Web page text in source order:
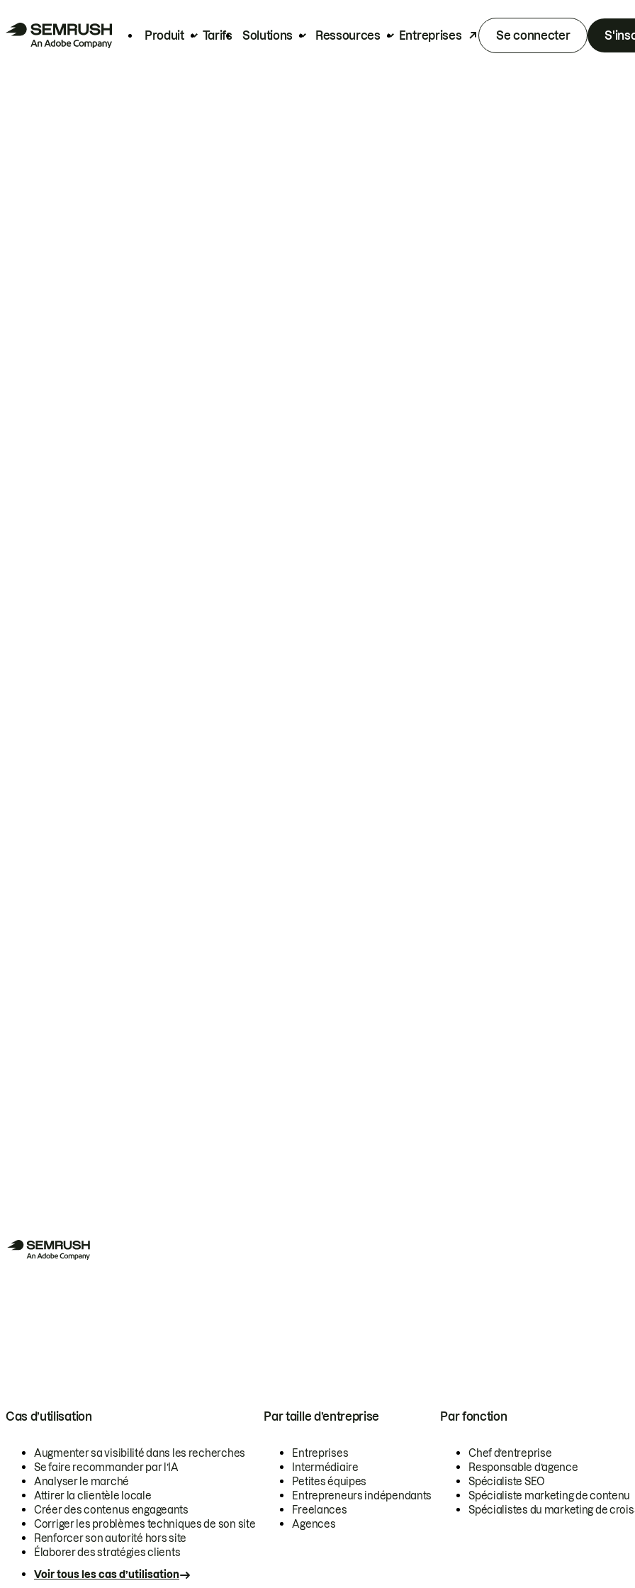
Produit Tarifs Solutions Ressources Entreprises Se connecter
Cas d’utilisation
Augmenter sa visibilité dans les recherches
Se faire recommander par l’IA
Analyser le marché
Attirer la clientèle locale
Créer des contenus engageants
Corriger les problèmes techniques de son site
Renforcer son autorité hors site
Élaborer des stratégies clients
Voir tous les cas d’utilisation
Par taille d’entreprise
Entreprises
Intermédiaire
Petites équipes
Entrepreneurs indépendants
Freelances
Agences
Par fonction
Chef d’entreprise
Responsable d’agence
Spécialiste SEO
Spécialiste marketing de contenu
Spécialistes du marketing de